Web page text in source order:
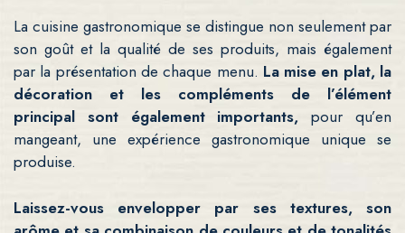
La cuisine gastronomique se distingue non seulement par
son goût et la qualité de ses produits, mais également
par la présentation de chaque menu. La mise en plat, la
décoration et les compléments de l’élément
principal sont également importants, pour qu’en
mangeant, une expérience gastronomique unique se
produise.
Laissez-vous envelopper par ses textures, son